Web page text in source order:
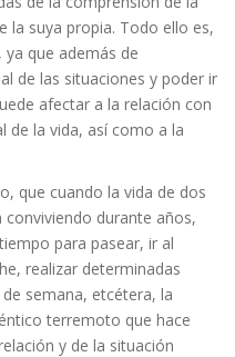
la suya propia. Todo ello es,
que además de
de las situaciones y poder ir
afectar a la relación con
de la vida, así como a la
que cuando la vida de dos
durante años,
para pasear, ir al
realizar determinadas
semana, etcétera, la
terremoto que hace
y de la situación